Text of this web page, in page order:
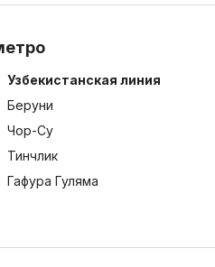
Узбекистанская линия
Беруни
Чор-Су
Тинчлик
Гафура Гуляма